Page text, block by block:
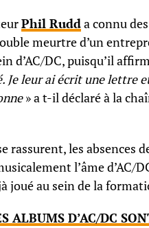
Phil Rudda connu
meurtre d’un
d’AC/DC, puisqu’il
Je leur ai écrit une lettre
» a t-il déclaré à la
rassurent, les absences
l’âme d’AC/
joué au sein de la
ALBUMS D’AC/DC